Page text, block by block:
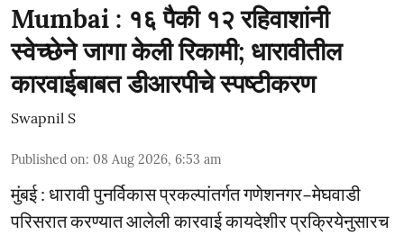
Mumbai : १६ पैकी १२ रहिवाशांनी
स्वेच्छेने जागा केली रिकामी; धारावीतील
कारवाईबाबत डीआरपीचे स्पष्टीकरण
Swapnil S
Published on: 08 Aug 2026, 6:53 am
मुंबई : धारावी पुनर्विकास प्रकल्पांतर्गत गणेशनगर–मेघवाडी
परिसरात करण्यात आलेली कारवाई कायदेशीर प्रक्रियेनुसारच